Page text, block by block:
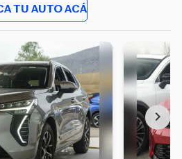
TU AUTO ACÁ